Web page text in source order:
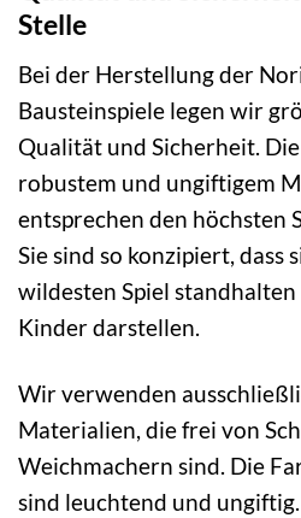
Stelle
Bei der Herstellung der
Bausteinspiele legen wir
Qualität und Sicherheit.
robustem und ungiftigem
entsprechen den höchsten
Sie sind so konzipiert, dass
wildesten Spiel
Kinder darstellen.
Wir verwenden
Materialien, die frei von
Weichmachern sind. Die
sind leuchtend und